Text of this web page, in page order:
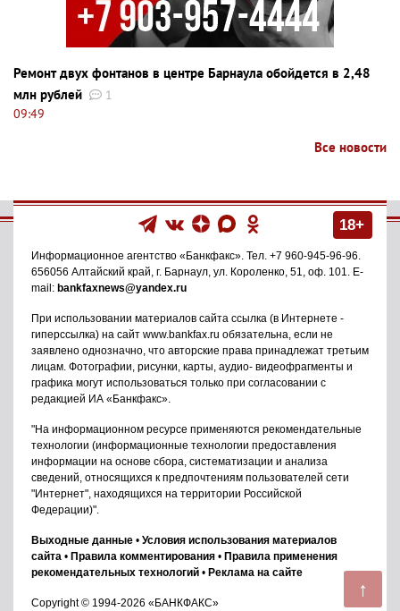
↑
Ремонт двух фонтанов в центре Барнаула обойдется в 2,48
млн рублей
1
09:49
Все новости
18+
Информационное агентство «Банкфакс» . Тел. +7 960-945-96-96
656056 Алтайский край, г. Барнаул ул. Короленко, 51, оф. 101
. E-
mail: bankfaxnews@yandex.ru
При использовании материалов сайта ссылка (в Интернете -
гиперссылка) на сайт www.bankfax.ru обязательна, если не
заявлено однозначно, что авторские права принадлежат третьим
лицам. Фотографии, рисунки, карты, аудио- видеофрагменты и
графика могут использоваться только при согласовании с
редакцией ИА «Банкфакс».
"На информационном ресурсе применяются рекомендательные
технологии (информационные технологии предоставления
информации на основе сбора, систематизации и анализа
сведений, относящихся к предпочтениям пользователей сети
"Интернет", находящихся на территории Российской
Федерации)".
Выходные данные • Условия использования материалов
сайта • Правила комментирования • Правила применения
рекомендательных технологий • Реклама на сайте
Copyright © 1994-2026 «БАНКФАКС»